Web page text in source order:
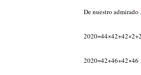
De nuestro admirado
2020=42+46+42×46